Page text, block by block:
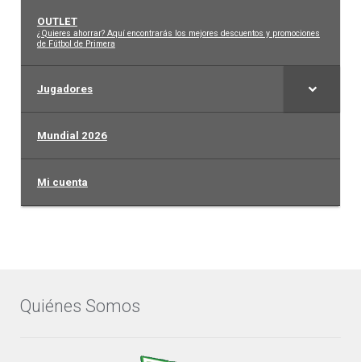
OUTLET
–
¿Quieres ahorrar? Aquí encontrarás los mejores descuentos y promociones
de Fútbol de Primera
Jugadores
Mundial 2026
Mi cuenta
Quiénes Somos